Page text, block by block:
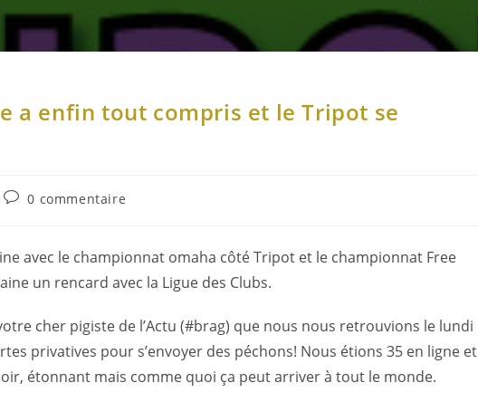
a enfin tout compris et le Tripot se
0 commentaire
avec le championnat omaha côté Tripot et le championnat Free
un rencard avec la Ligue des Clubs.
cher pigiste de l’Actu (#brag) que nous nous retrouvions le lundi
privatives pour s’envoyer des péchons! Nous étions 35 en ligne et
étonnant mais comme quoi ça peut arriver à tout le monde.